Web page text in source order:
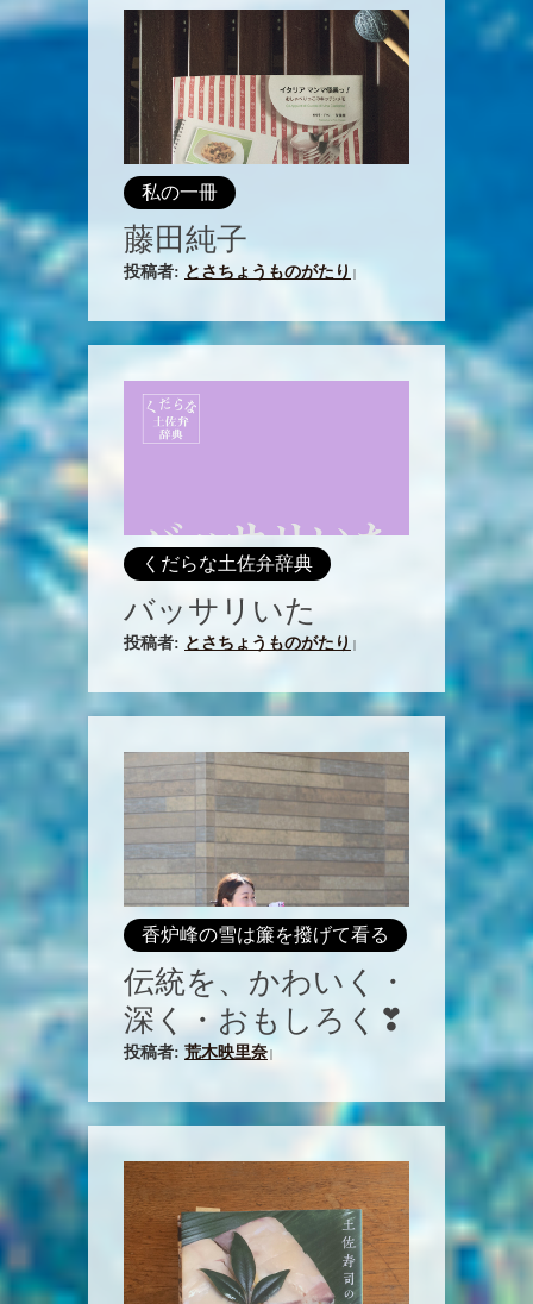
私の一冊
藤田純子
投稿者: とさちょうものがたり
くだらな土佐弁辞典
バッサリいた
投稿者: とさちょうものがたり
香炉峰の雪は簾を撥げて看る
伝統を、かわいく・
深く・おもしろく❣
投稿者: 荒木映里奈